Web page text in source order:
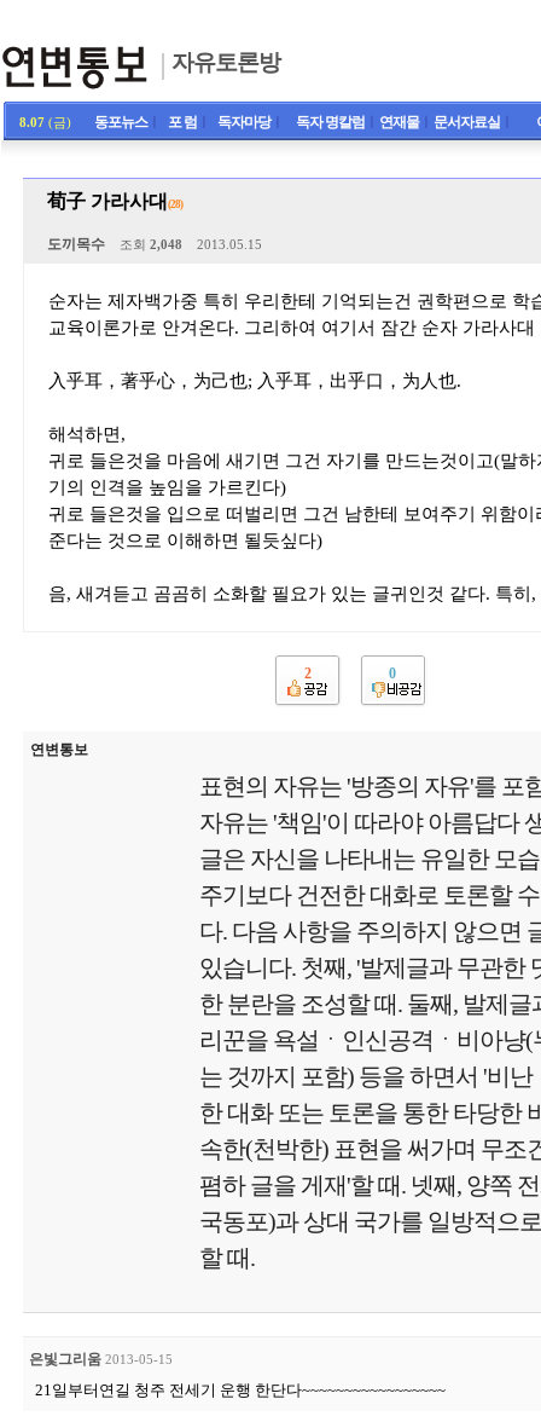
자유토론방
8.07 (금) 동포뉴스ㅣ 포 럼 독자마당ㅣ 독자 명칼럼 연재물ㅣ 문서자료실
荀子 가라사대 (28)
도끼목수 조회 2,048 2013.05.15
순자는 제자백가중 특히 우리한테 기억되는건 권학편으로 학
교육이론가로 안겨온다. 그리하여 여기서 잠간 순자 가라사
入乎耳，著乎心，为己也; 入乎耳，出乎口，为人也.
해석하면,
귀로 들은것을 마음에 새기면 그건 자기를 만드는것이고(말
기의 인격을 높임을 가르킨다)
귀로 들은것을 입으로 떠벌리면 그건 남한테 보여주기 위함
준다는 것으로 이해하면 될듯싶다)
음, 새겨듣고 곰곰히 소화할 필요가 있는 글귀인것 같다. 특히
2 0
연변통보
표현의 자유는 '방종의 자유'를 포
자유는 '책임'이 따라야 아름답다
글은 자신을 나타내는 유일한 모
주기보다 건전한 대화로 토론할
다. 다음 사항을 주의하지 않으면
있습니다. 첫째, '발제글과 무관한
한 분란을 조성할 때. 둘째, 발제
리꾼을 욕설ㆍ인신공격ㆍ비아냥
는 것까지 포함) 등을 하면서 '비
한 대화 또는 토론을 통한 타당한
속한(천박한) 표현을 써가며 무조
폄하 글을 게재'할 때. 넷째, 양쪽
국동포)과 상대 국가를 일방적으
할 때.
은빛그리움 2013-05-15
21일부터연길 청주 전세기 운행 한단다~~~~~~~~~~~~~~~~~